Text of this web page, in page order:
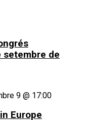
setembre de
9 @ 17:00
Europe